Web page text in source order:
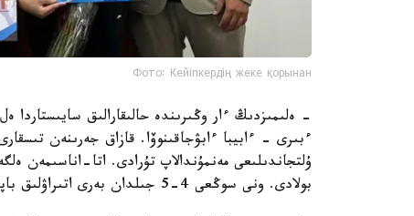
Фото: Кейіпкердің жеке қорынан
- ەلىمىزدىڭ ءار وڭىرىندە حالىقارالىق
ءبىرى - ءابيبا ءابۋجاقىنوۆا. قازاق جەرىنەن
ۇلتجاندىلىعى مەنمۇندالاپ تۇرادى. اتا-اناسىمەن
بولادى. ونى سوڭعى 4-5 جىلدان بەرى اتىراۋلىق باپكەر مەيرامبەك ەسماعامبەتوۆ جاتتىقتىرىپ كەلەدى.